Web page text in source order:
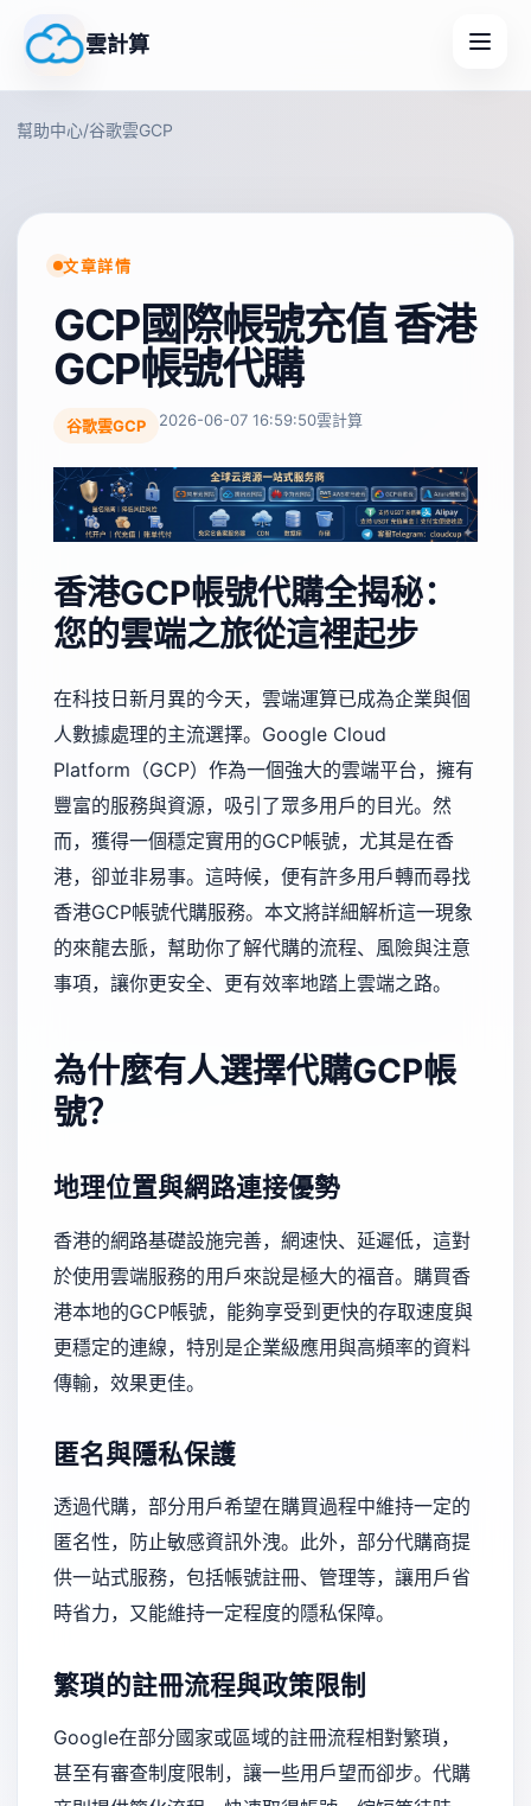
雲計算
幫助中心/谷歌雲GCP
文章詳情
GCP國際帳號充值 香港
GCP帳號代購
谷歌雲GCP 2026-06-07 16:59:50雲計算
香港GCP帳號代購全揭秘：
您的雲端之旅從這裡起步
在科技日新月異的今天，雲端運算已成為企業與個
人數據處理的主流選擇。Google Cloud
Platform（GCP）作為一個強大的雲端平台，擁有
豐富的服務與資源，吸引了眾多用戶的目光。然
而，獲得一個穩定實用的GCP帳號，尤其是在香
港，卻並非易事。這時候，便有許多用戶轉而尋找
香港GCP帳號代購服務。本文將詳細解析這一現象
的來龍去脈，幫助你了解代購的流程、風險與注意
事項，讓你更安全、更有效率地踏上雲端之路。
為什麼有人選擇代購GCP帳
號？
地理位置與網路連接優勢
香港的網路基礎設施完善，網速快、延遲低，這對
於使用雲端服務的用戶來說是極大的福音。購買香
港本地的GCP帳號，能夠享受到更快的存取速度與
更穩定的連線，特別是企業級應用與高頻率的資料
傳輸，效果更佳。
匿名與隱私保護
透過代購，部分用戶希望在購買過程中維持一定的
匿名性，防止敏感資訊外洩。此外，部分代購商提
供一站式服務，包括帳號註冊、管理等，讓用戶省
時省力，又能維持一定程度的隱私保障。
繁瑣的註冊流程與政策限制
Google在部分國家或區域的註冊流程相對繁瑣，
甚至有審查制度限制，讓一些用戶望而卻步。代購